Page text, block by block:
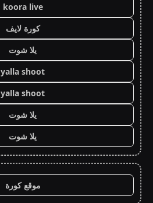
koora live
كورة لايف
يلا شوت
yalla shoot
yalla shoot
يلا شوت
يلا شوت
موقع كورة